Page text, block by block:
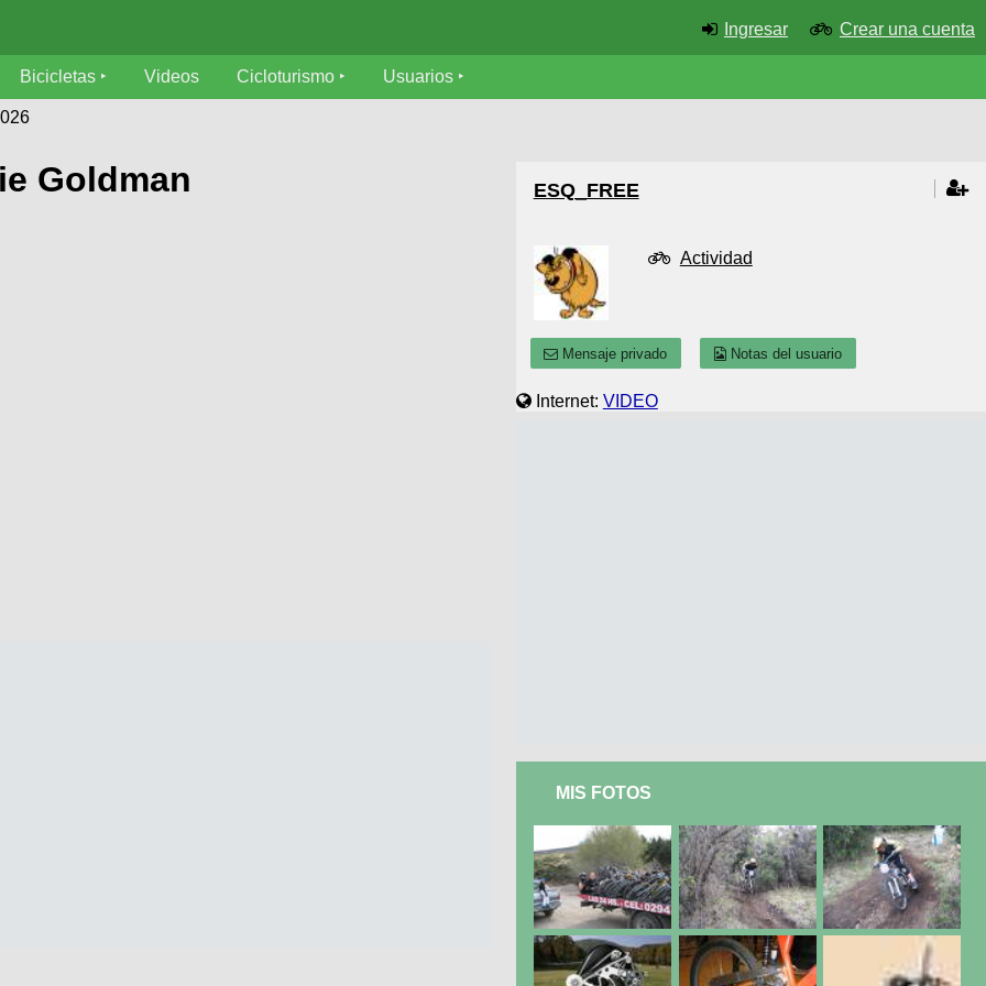
Ingresar Crear una cuenta
Bicicletas Videos Cicloturismo Usuarios
Goldman ESQ_FREE
Actividad
Mensaje privado Notas del usuario
Internet: VIDEO
MIS FOTOS